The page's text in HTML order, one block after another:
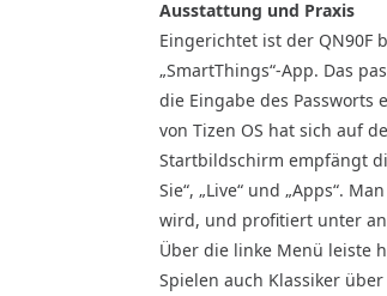
Ausstattung und Praxis
Eingerichtet ist der QN90F
„SmartThings“-App. Das
die Eingabe des
von Tizen OS hat sich auf
Startbildschirm empfängt
Sie“, „Live“ und „Apps“.
wird, und profitiert unter
Über die linke Menü leiste
Spielen auch Klassiker